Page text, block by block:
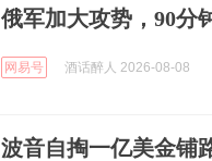
俄军加大攻势，90分
网易号 酒话醉人 2026-08-08
波音自掏一亿美金铺